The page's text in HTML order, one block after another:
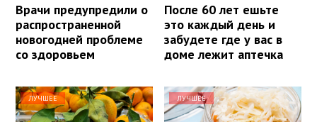
Врачи предупредили о
распространенной
новогодней проблеме
со здоровьем
После 60 лет ешьте
это каждый день и
забудете где у вас в
доме лежит аптечка
ЛУЧШЕЕ ЛУЧШЕЕ